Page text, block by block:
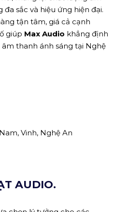
sắc và hiệu ứng hiện đại.
tận tâm, giá cả cạnh
giúp Max Audio khẳng định
thanh ánh sáng tại Nghệ
Vinh, Nghệ An
AUDIO.